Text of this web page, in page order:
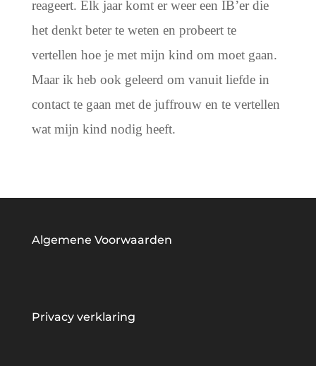
reageert. Elk jaar komt er weer een IB’er die
het denkt beter te weten en probeert te
vertellen hoe je met mijn kind om moet gaan.
Maar ik heb ook geleerd om vanuit liefde in
contact te gaan met de juffrouw en te vertellen
wat mijn kind nodig heeft.
Algemene Voorwaarden
Privacy verklaring